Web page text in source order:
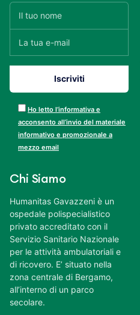
Ho letto l’informativa e
acconsento all’invio del materiale
informativo e promozionale a
mezzo email
Chi Siamo
Humanitas Gavazzeni è un
ospedale polispecialistico
privato accreditato con il
Servizio Sanitario Nazionale
per le attività ambulatoriali e
di ricovero. E’ situato nella
zona centrale di Bergamo,
all’interno di un parco
secolare.